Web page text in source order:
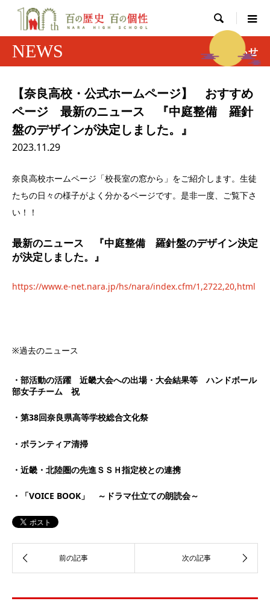

NEWS お知らせ
【奈良高校・公式ホームページ】 おすすめ
ページ 最新のニュース 『中庭整備 羅針
盤のデザインが決定しました。』
2023.11.29
奈良高校ホームページ「校長室の窓から」をご紹介します。生徒
たちの日々の様子がよく分かるページです。是非一度、ご覧下さ
い！！
最新のニュース 『中庭整備 羅針盤のデザイン決定
が決定しました。』
https://www.e-net.nara.jp/hs/nara/index.cfm/1,2722,20,html
※過去のニュース
・部活動の活躍 近畿大会への出場・大会結果等 ハンドボール
部女子チーム 祝
・第38回奈良県高等学校総合文化祭
・ボランティア清掃
・近畿・北陸圏の先進ＳＳＨ指定校との連携
・「VOICE BOOK」 ～ドラマ仕立ての朗読会～